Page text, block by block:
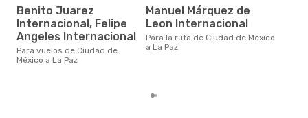
Benito Juarez
Internacional, Felipe
Angeles Internacional
Para vuelos de Ciudad de
México a La Paz
Manuel Márquez de
Leon Internacional
Para la ruta de Ciudad de México
a La Paz